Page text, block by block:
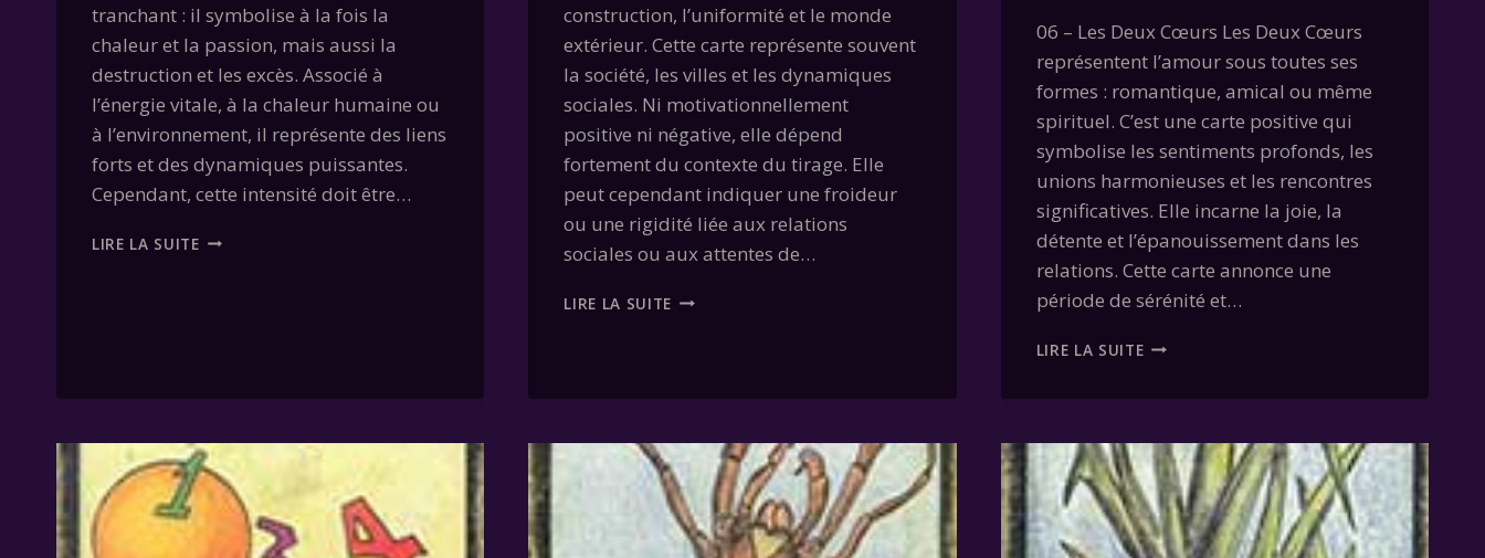
tranchant : il symbolise à la fois la
chaleur et la passion, mais aussi la
destruction et les excès. Associé à
l’énergie vitale, à la chaleur humaine ou
à l’environnement, il représente des liens
forts et des dynamiques puissantes.
Cependant, cette intensité doit être…
LIRE LA SUITECARTE
construction, l’uniformité et le monde
extérieur. Cette carte représente souvent
la société, les villes et les dynamiques
sociales. Ni motivationnellement
positive ni négative, elle dépend
fortement du contexte du tirage. Elle
peut cependant indiquer une froideur
ou une rigidité liée aux relations
sociales ou aux attentes de…
LIRE LA SUITE CARTE
06 – Les Deux Cœurs Les Deux Cœurs
représentent l’amour sous toutes ses
formes : romantique, amical ou même
spirituel. C’est une carte positive qui
symbolise les sentiments profonds, les
unions harmonieuses et les rencontres
significatives. Elle incarne la joie, la
détente et l’épanouissement dans les
relations. Cette carte annonce une
période de sérénité et…
LIRE LA SUITECARTE
CŒURS